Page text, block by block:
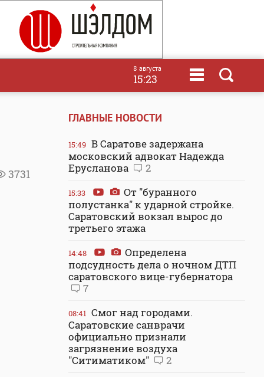
8 августа
15:23
3731
ГЛАВНЫЕ НОВОСТИ
15:49 В Саратове задержана
московский адвокат Надежда
Ерусланова
2
15:33
От "буранного
полустанка" к ударной стройке.
Саратовский вокзал вырос до
третьего этажа
14:48
Определена
подсудность дела о ночном ДТП
саратовского вице-губернатора
7
08:41 Смог над городами.
Саратовские санврачи
официально признали
загрязнение воздуха
"Ситиматиком"
2